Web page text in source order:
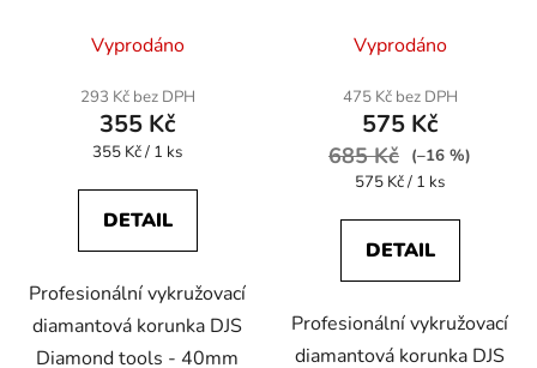
hodnocení
produktu
je
5,0
z
5
hvězdiček.
Vyprodáno
293 Kč bez DPH
355 Kč
Měrná
355 Kč / 1 ks
DETAIL
Profesionální vykružovací
diamantová korunka DJS
Diamond tools - 40mm
Vyprodáno
475 Kč bez DPH
575 Kč
685 Kč
(–16 %)
Měrná
575 Kč / 1 ks
DETAIL
Profesionální vykružovací
diamantová korunka DJS